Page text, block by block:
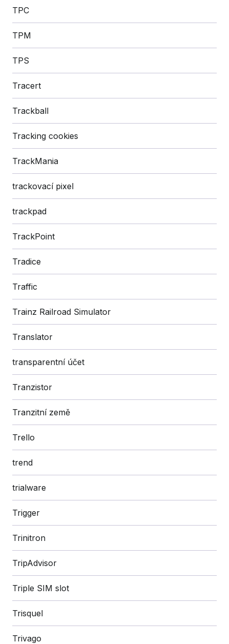
TPC
TPM
TPS
Tracert
Trackball
Tracking cookies
TrackMania
trackovací pixel
trackpad
TrackPoint
Tradice
Traffic
Trainz Railroad Simulator
Translator
transparentní účet
Tranzistor
Tranzitní země
Trello
trend
trialware
Trigger
Trinitron
TripAdvisor
Triple SIM slot
Trisquel
Trivago